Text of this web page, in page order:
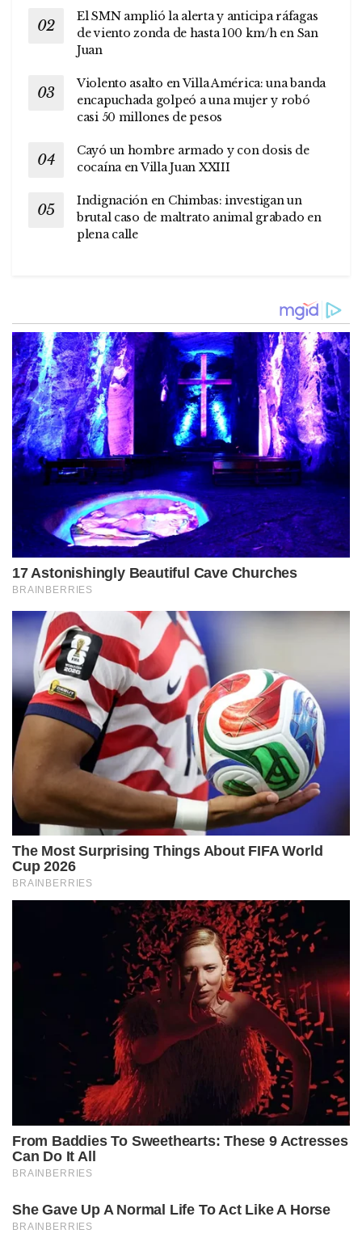
El SMN amplió la alerta y anticipa ráfagas
de viento zonda de hasta 100 km/h en San
Juan
Violento asalto en Villa América: una banda
encapuchada golpeó a una mujer y robó
casi 50 millones de pesos
Cayó un hombre armado y con dosis de
cocaína en Villa Juan XXIII
Indignación en Chimbas: investigan un
brutal caso de maltrato animal grabado en
plena calle